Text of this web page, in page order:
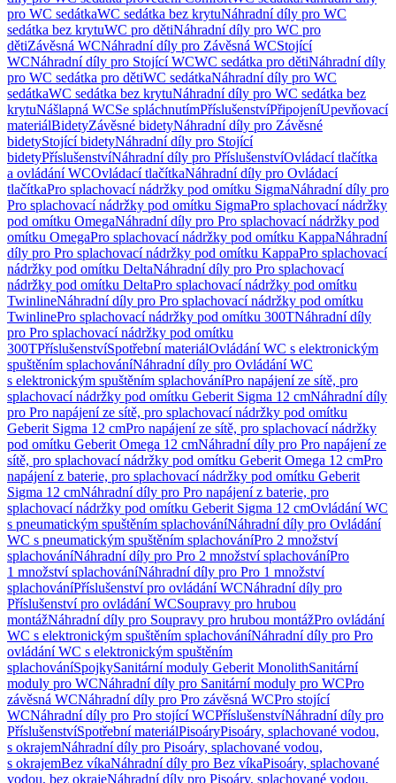
pro WC sedátkaWC sedátka bez krytuNáhradní díly pro WC
sedátka bez krytuWC pro dětiNáhradní díly pro WC pro
dětiZávěsná WCNáhradní díly pro Závěsná WCStojící
WCNáhradní díly pro Stojící WCWC sedátka pro dětiNáhradní díly
pro WC sedátka pro dětiWC sedátkaNáhradní díly pro WC
sedátkaWC sedátka bez krytuNáhradní díly pro WC sedátka bez
krytuNášlapná WCSe spláchnutímPříslušenstvíPřipojeníUpevňovací
materiálBidetyZávěsné bidetyNáhradní díly pro Závěsné
bidetyStojící bidetyNáhradní díly pro Stojící
bidetyPříslušenstvíNáhradní díly pro PříslušenstvíOvládací tlačítka
a ovládání WCOvládací tlačítkaNáhradní díly pro Ovládací
tlačítkaPro splachovací nádržky pod omítku SigmaNáhradní díly pro
Pro splachovací nádržky pod omítku SigmaPro splachovací nádržky
pod omítku OmegaNáhradní díly pro Pro splachovací nádržky pod
omítku OmegaPro splachovací nádržky pod omítku KappaNáhradní
díly pro Pro splachovací nádržky pod omítku KappaPro splachovací
nádržky pod omítku DeltaNáhradní díly pro Pro splachovací
nádržky pod omítku DeltaPro splachovací nádržky pod omítku
TwinlineNáhradní díly pro Pro splachovací nádržky pod omítku
TwinlinePro splachovací nádržky pod omítku 300TNáhradní díly
pro Pro splachovací nádržky pod omítku
300TPříslušenstvíSpotřební materiálOvládání WC s elektronickým
spuštěním splachováníNáhradní díly pro Ovládání WC
s elektronickým spuštěním splachováníPro napájení ze sítě, pro
splachovací nádržky pod omítku Geberit Sigma 12 cmNáhradní díly
pro Pro napájení ze sítě, pro splachovací nádržky pod omítku
Geberit Sigma 12 cmPro napájení ze sítě, pro splachovací nádržky
pod omítku Geberit Omega 12 cmNáhradní díly pro Pro napájení ze
sítě, pro splachovací nádržky pod omítku Geberit Omega 12 cmPro
napájení z baterie, pro splachovací nádržky pod omítku Geberit
Sigma 12 cmNáhradní díly pro Pro napájení z baterie, pro
splachovací nádržky pod omítku Geberit Sigma 12 cmOvládání WC
s pneumatickým spuštěním splachováníNáhradní díly pro Ovládání
WC s pneumatickým spuštěním splachováníPro 2 množství
splachováníNáhradní díly pro Pro 2 množství splachováníPro
1 množství splachováníNáhradní díly pro Pro 1 množství
splachováníPříslušenství pro ovládání WCNáhradní díly pro
Příslušenství pro ovládání WCSoupravy pro hrubou
montážNáhradní díly pro Soupravy pro hrubou montážPro ovládání
WC s elektronickým spuštěním splachováníNáhradní díly pro Pro
ovládání WC s elektronickým spuštěním
splachováníSpojkySanitární moduly Geberit MonolithSanitární
moduly pro WCNáhradní díly pro Sanitární moduly pro WCPro
závěsná WCNáhradní díly pro Pro závěsná WCPro stojící
WCNáhradní díly pro Pro stojící WCPříslušenstvíNáhradní díly pro
PříslušenstvíSpotřební materiálPisoáryPisoáry, splachované vodou,
s okrajemNáhradní díly pro Pisoáry, splachované vodou,
s okrajemBez víkaNáhradní díly pro Bez víkaPisoáry, splachované
vodou, bez okrajeNáhradní díly pro Pisoáry, splachované vodou,